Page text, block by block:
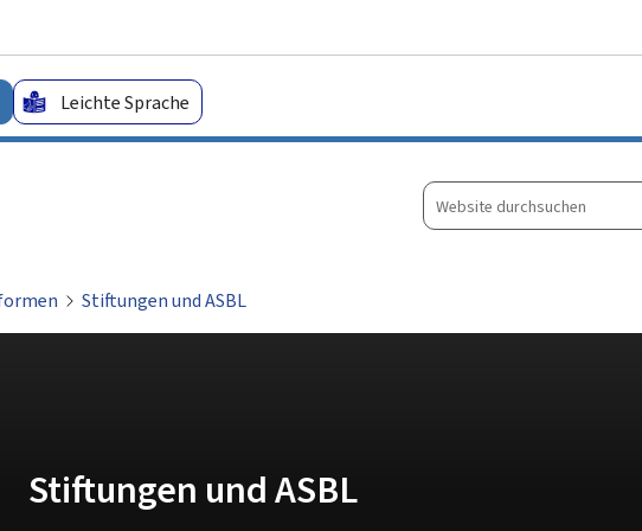
Leichte Sprache
Website
durchsuchen
Stiftungen und ASBL
Stiftungen und ASBL